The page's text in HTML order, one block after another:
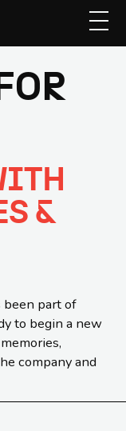
&
been part of
to begin a new
company and